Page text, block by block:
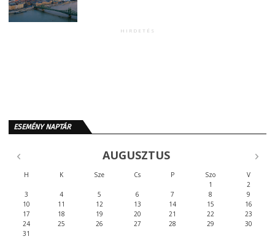
HIRDETÉS
ESEMÉNY NAPTÁR
AUGUSZTUS
H K Sze Cs P Szo
V
1
2
3
4 5 6 7 8
9
10
11 12 13 14 15
16
17
18 19 20 21 22
23
24
25 26 27 28 29
30
31